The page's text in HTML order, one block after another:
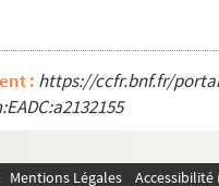
C.4/6. Partitions de Droccos, L.
C.4/6. Partitions de Drouillon
C.4/6. Partitions de Dub, P.
: https://ccfr.bnf.fr/
Mentions Légales